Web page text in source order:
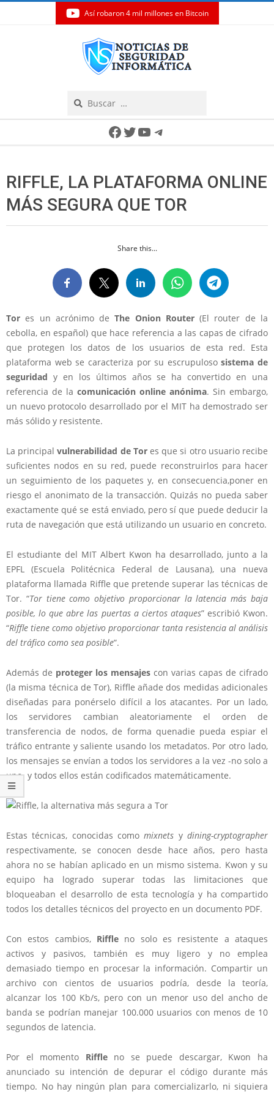
Así robaron 4 mil millones en Bitcoin
Facebook
Twitter
YouTube
Telegram
RIFFLE, LA PLATAFORMA ONLINE
MÁS SEGURA QUE TOR
Share this...
Tor es un acrónimo deThe Onion Router(El router de la
cebolla, en español) que hace referencia a las capas de cifrado
que protegen los datos de los usuarios de esta red. Esta
plataforma web se caracteriza por su escrupulososistema de
seguridad y en los últimos años se ha convertido en una
referencia de la comunicación online anónima. Sin embargo,
un nuevo protocolo desarrollado por el MIT ha demostrado ser
más sólido y resistente.
La principalvulnerabilidad de Tores que si otro usuario recibe
suficientes nodos en su red, puede reconstruirlos para hacer
un seguimiento de los paquetes y, en consecuencia,poner en
riesgo el anonimato de la transacción. Quizás no pueda saber
exactamente qué se está enviado, pero sí que puede deducir la
ruta de navegación que está utilizando un usuario en concreto.
El estudiante del MIT Albert Kwon ha desarrollado, junto a la
EPFL (Escuela Politécnica Federal de Lausana), una nueva
plataforma llamada Riffle que pretende superar las técnicas de
Tor. “Tor tiene como objetivo proporcionar la latencia más baja
posible, lo que abre las puertas a ciertos ataques” escribió Kwon.
“Riffle tiene como objetivo proporcionar tanta resistencia al análisis
del tráfico como sea posible”.
Además de proteger los mensajes con varias capas de cifrado
(la misma técnica de Tor), Riffle añade dos medidas adicionales
diseñadas para ponérselo difícil a los atacantes. Por un lado,
los servidores cambian aleatoriamente el orden de
transferencia de nodos, de forma quenadie pueda espiar el
tráfico entrante y saliente usando los metadatos. Por otro lado,
los mensajes se envían a todos los servidores a la vez -no solo a
uno- y todos ellos están codificados matemáticamente.
Estas técnicas, conocidas comomixnets ydining-cryptographer
respectivamente, se conocen desde hace años, pero hasta
ahora no se habían aplicado en un mismo sistema. Kwon y su
equipo ha logrado superar todas las limitaciones que
bloqueaban el desarrollo de esta tecnología y ha compartido
todos los detalles técnicos del proyecto en un documento PDF.
Con estos cambios, Riffle no solo es resistente a ataques
activos y pasivos, también es muy ligero y no emplea
demasiado tiempo en procesar la información. Compartir un
archivo con cientos de usuarios podría, desde la teoría,
alcanzar los 100 Kb/s, pero con un menor uso del ancho de
banda se podrían manejar 100.000 usuarios con menos de 10
segundos de latencia.
Por el momento Riffle no se puede descargar, Kwon ha
anunciado su intención de depurar el código durante más
tiempo. No hay ningún plan para comercializarlo, ni siquiera